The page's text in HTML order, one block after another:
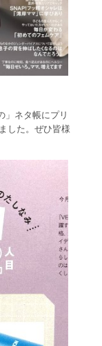
」ネタ帳にプリ
した。ぜひ皆様